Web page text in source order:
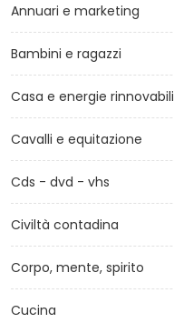
Annuari e marketing
Bambini e ragazzi
Casa e energie rinnovabili
Cavalli e equitazione
Cds - dvd - vhs
Civiltà contadina
Corpo, mente, spirito
Cucina